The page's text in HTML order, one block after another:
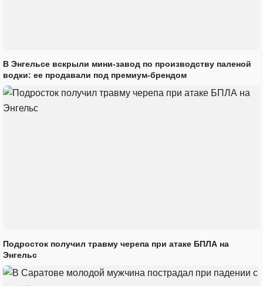
В Энгельсе вскрыли мини-завод по производству паленой
водки: ее продавали под премиум-брендом
Подросток получил травму черепа при атаке БПЛА на
Энгельс